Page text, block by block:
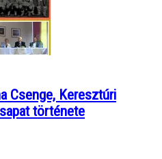
Csenge, Keresztúri
története